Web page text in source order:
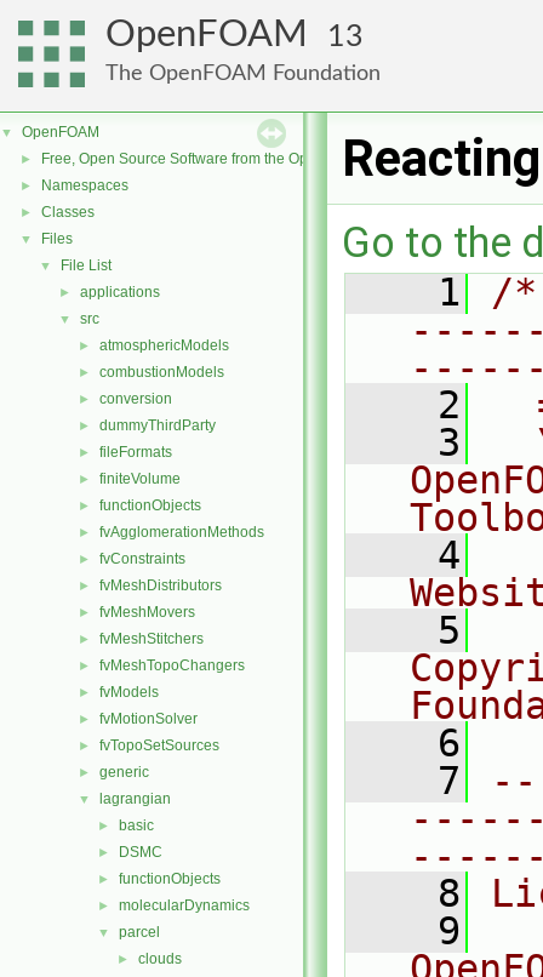
OpenFOAM 13
The OpenFOAM Foundation
▼ OpenFOAM
► Free, Open Source Software from the OpenFOAM Foundation
► Namespaces
► Classes
▼ Files
▼ File List
► applications
▼ src
► atmosphericModels
► combustionModels
► conversion
► dummyThirdParty
► fileFormats
► finiteVolume
► functionObjects
► fvAgglomerationMethods
► fvConstraints
► fvMeshDistributors
► fvMeshMovers
► fvMeshStitchers
► fvMeshTopoChangers
► fvModels
► fvMotionSolver
► fvTopoSetSources
► generic
▼ lagrangian
► basic
► DSMC
► functionObjects
► molecularDynamics
▼ parcel
► clouds
Go to the
    1
/
    2
    3
    4
    5
    6
    7
    8
    9